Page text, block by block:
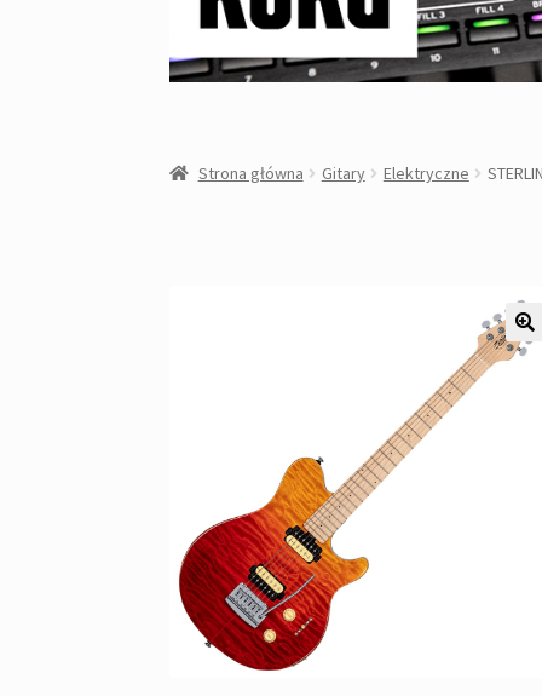
Strona główna Gitary Elektryczne